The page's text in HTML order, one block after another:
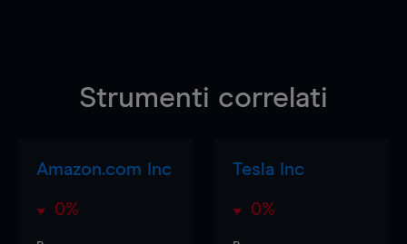
Strumenti correlati
Amazon.com Inc
0%
Tesla Inc
0%